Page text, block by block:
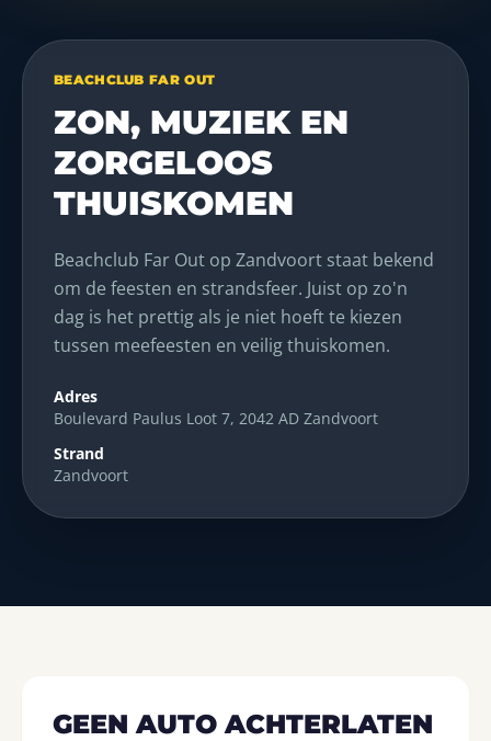
BEACHCLUB FAR OUT
ZON, MUZIEK EN
ZORGELOOS
THUISKOMEN
Beachclub Far Out op Zandvoort staat bekend
om de feesten en strandsfeer. Juist op zo'n
dag is het prettig als je niet hoeft te kiezen
tussen meefeesten en veilig thuiskomen.
Adres
Boulevard Paulus Loot 7, 2042 AD Zandvoort
Strand
Zandvoort
GEEN AUTO ACHTERLATEN